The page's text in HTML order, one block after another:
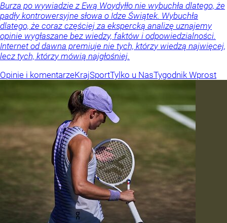
Burza po wywiadzie z Ewą Woydyłło nie wybuchła dlatego, że
padły kontrowersyjne słowa o Idze Świątek. Wybuchła
dlatego, że coraz częściej za ekspercką analizę uznajemy
opinie wygłaszane bez wiedzy, faktów i odpowiedzialności.
Internet od dawna premiuje nie tych, którzy wiedzą najwięcej,
lecz tych, którzy mówią najgłośniej.
Opinie i komentarzeKrajSportTylko u NasTygodnik Wprost